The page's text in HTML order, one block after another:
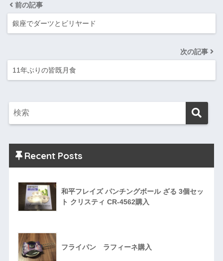
前の記事
銀座でダーツとビリヤード
次の記事
11年ぶりの皆既月食
Recent Posts
和平フレイズ パンチングボール ざる 3個セッ
ト クリスティ CR-4562購入
フライパン ラフィーネ購入